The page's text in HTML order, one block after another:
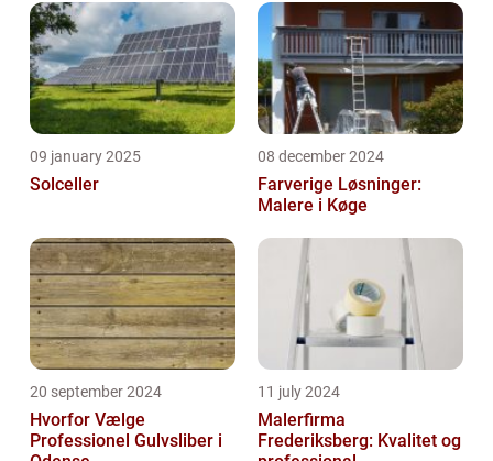
09 january 2025
Solceller
08 december 2024
Farverige Løsninger:
Malere i Køge
20 september 2024
Hvorfor Vælge
Professionel Gulvsliber i
11 july 2024
Malerfirma
Frederiksberg: Kvalitet og